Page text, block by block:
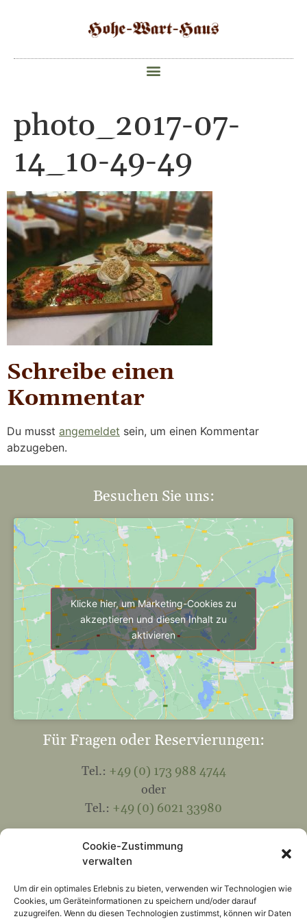
Cookie-Zustimmung
verwalten
Um dir ein optimales Erlebnis zu bieten, verwenden wir Technologien wie
Cookies, um Geräteinformationen zu speichern und/oder darauf
zuzugreifen. Wenn du diesen Technologien zustimmst, können wir Daten
photo_2017-07-
14_10-49-49
Schreibe einen
Kommentar
Du musst angemeldet sein, um einen Kommentar
abzugeben.
Besuchen Sie uns:
Klicke hier, um Marketing-Cookies zu
akzeptieren und diesen Inhalt zu
aktivieren
Für Fragen oder Reservierungen:
Tel.: +49 (0) 173 988 4744
oder
Tel.: +49 (0) 6021 33980
Kontakt
Folgen Sie uns: